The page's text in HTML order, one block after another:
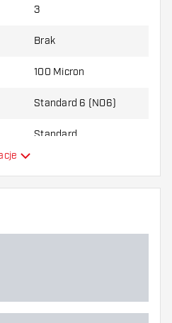
się, który wariant
3
Brak
100 Micron
Standard 6 (NO6)
Standard